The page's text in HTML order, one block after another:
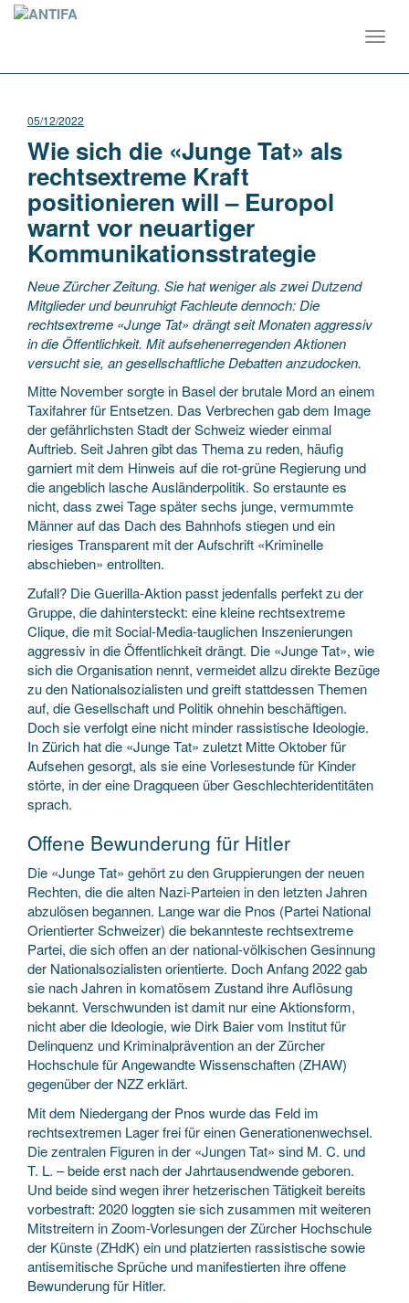
05/12/2022
Wie sich die «Junge Tat» als
rechtsextreme Kraft
positionieren will – Europol
warnt vor neuartiger
Kommunikationsstrategie
Neue Zürcher Zeitung. Sie hat weniger als zwei Dutzend
Mitglieder und beunruhigt Fachleute dennoch: Die
rechtsextreme «Junge Tat» drängt seit Monaten aggressiv
in die Öffentlichkeit. Mit aufsehenerregenden Aktionen
versucht sie, an gesellschaftliche Debatten anzudocken.
Mitte November sorgte in Basel der brutale Mord an einem
Taxifahrer für Entsetzen. Das Verbrechen gab dem Image
der gefährlichsten Stadt der Schweiz wieder einmal
Auftrieb. Seit Jahren gibt das Thema zu reden, häufig
garniert mit dem Hinweis auf die rot-grüne Regierung und
die angeblich lasche Ausländerpolitik. So erstaunte es
nicht, dass zwei Tage später sechs junge, vermummte
Männer auf das Dach des Bahnhofs stiegen und ein
riesiges Transparent mit der Aufschrift «Kriminelle
abschieben» entrollten.
Zufall? Die Guerilla-Aktion passt jedenfalls perfekt zu der
Gruppe, die dahintersteckt: eine kleine rechtsextreme
Clique, die mit Social-Media-tauglichen Inszenierungen
aggressiv in die Öffentlichkeit drängt. Die «Junge Tat», wie
sich die Organisation nennt, vermeidet allzu direkte Bezüge
zu den Nationalsozialisten und greift stattdessen Themen
auf, die Gesellschaft und Politik ohnehin beschäftigen.
Doch sie verfolgt eine nicht minder rassistische Ideologie.
In Zürich hat die «Junge Tat» zuletzt Mitte Oktober für
Aufsehen gesorgt, als sie eine Vorlesestunde für Kinder
störte, in der eine Dragqueen über Geschlechteridentitäten
sprach.
Offene Bewunderung für Hitler
Die «Junge Tat» gehört zu den Gruppierungen der neuen
Rechten, die die alten Nazi-Parteien in den letzten Jahren
abzulösen begannen. Lange war die Pnos (Partei National
Orientierter Schweizer) die bekannteste rechtsextreme
Partei, die sich offen an der national-völkischen Gesinnung
der Nationalsozialisten orientierte. Doch Anfang 2022 gab
sie nach Jahren in komatösem Zustand ihre Auflösung
bekannt. Verschwunden ist damit nur eine Aktionsform,
nicht aber die Ideologie, wie Dirk Baier vom Institut für
Delinquenz und Kriminalprävention an der Zürcher
Hochschule für Angewandte Wissenschaften (ZHAW)
gegenüber der NZZ erklärt.
Mit dem Niedergang der Pnos wurde das Feld im
rechtsextremen Lager frei für einen Generationenwechsel.
Die zentralen Figuren in der «Jungen Tat» sind M. C. und
T. L. – beide erst nach der Jahrtausendwende geboren.
Und beide sind wegen ihrer hetzerischen Tätigkeit bereits
vorbestraft: 2020 loggten sie sich zusammen mit weiteren
Mitstreitern in Zoom-Vorlesungen der Zürcher Hochschule
der Künste (ZHdK) ein und platzierten rassistische sowie
antisemitische Sprüche und manifestierten ihre offene
Bewunderung für Hitler.